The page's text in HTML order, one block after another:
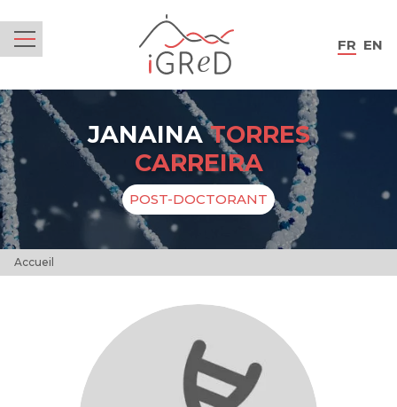
FR EN
JANAINATORRES
CARREIRA
POST-DOCTORANT
Accueil